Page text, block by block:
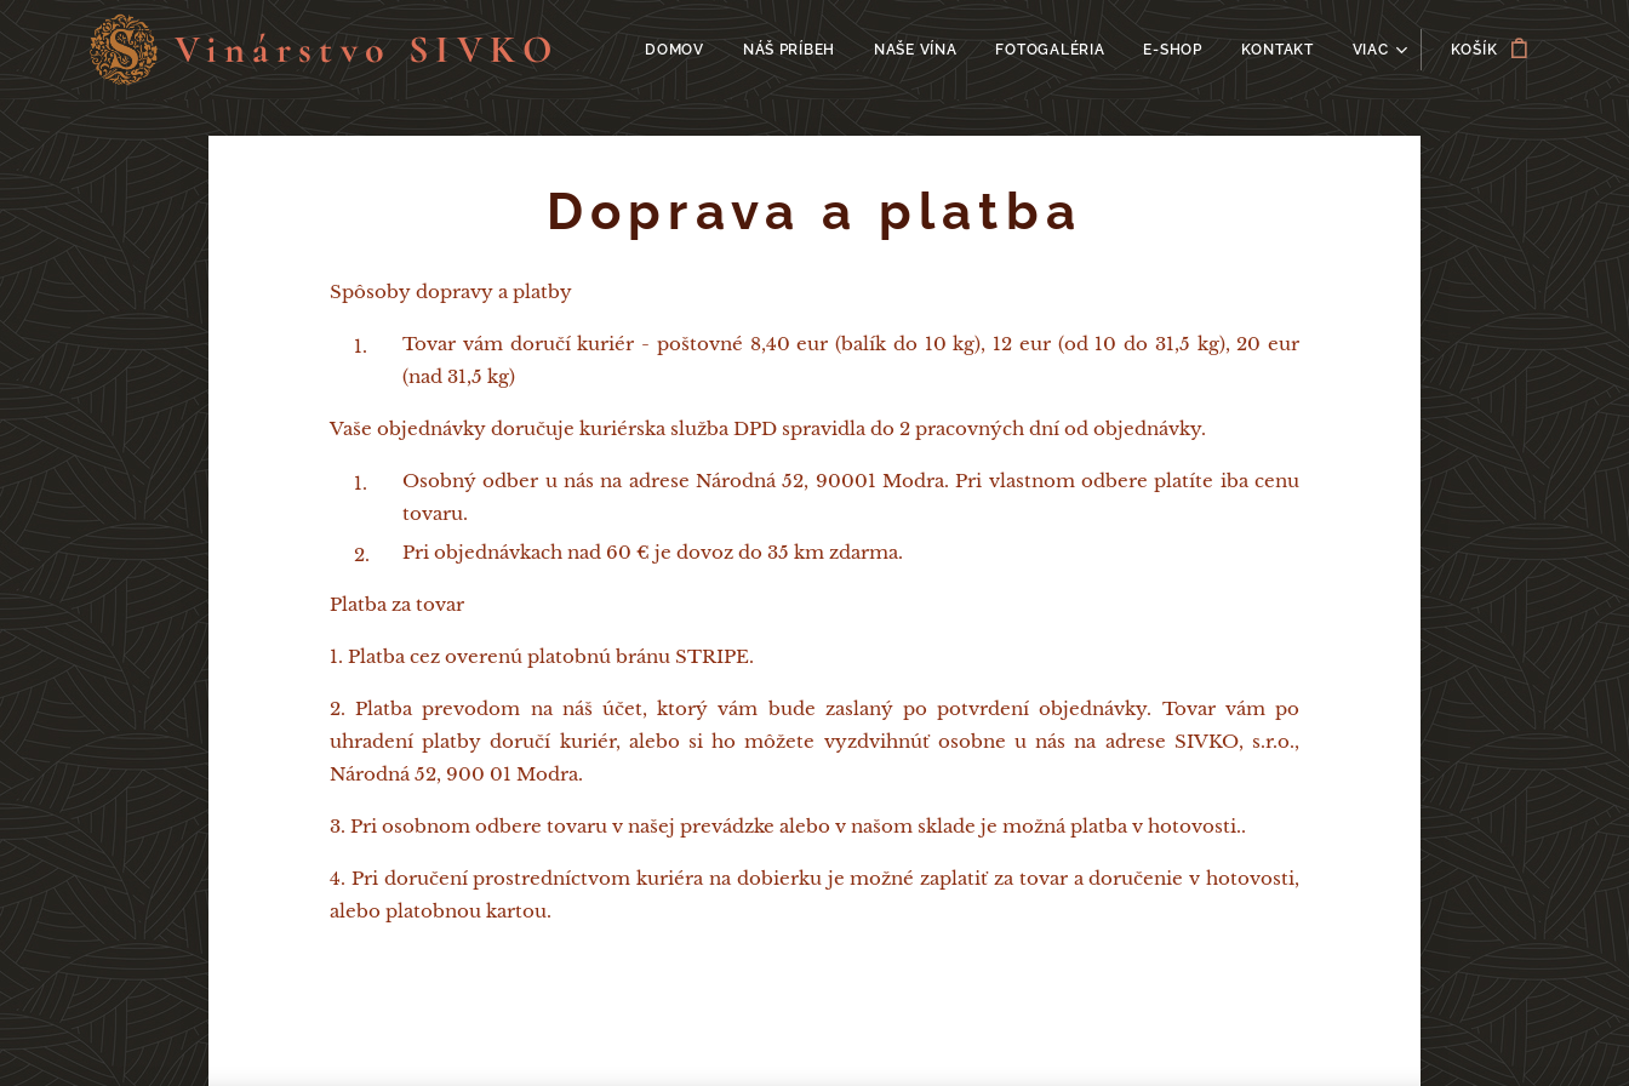
Vinárstvo SIVKO DOMOV NÁŠ PRÍBEH NAŠE VÍNA FOTOGALÉRIA E-SHOP KONTAKT VIAC KOŠÍK
Doprava a platba
Spôsoby dopravy a platby
Tovar vám doručí kuriér - poštovné 8,40 eur (balík do 10 kg), 12 eur (od 10 do 31,5 kg), 20 eur
(nad 31,5 kg)
Vaše objednávky doručuje kuriérska služba DPD spravidla do 2 pracovných dní od objednávky.
Osobný odber u nás na adrese Národná 52, 90001 Modra. Pri vlastnom odbere platíte iba cenu
tovaru.
Pri objednávkach nad 60 € je dovoz do 35 km zdarma.
Platba za tovar
1. Platba cez overenú platobnú bránu STRIPE.
2. Platba prevodom na náš účet, ktorý vám bude zaslaný po potvrdení objednávky. Tovar vám po
uhradení platby doručí kuriér, alebo si ho môžete vyzdvihnúť osobne u nás na adrese SIVKO, s.r.o.,
Národná 52, 900 01 Modra.
3. Pri osobnom odbere tovaru v našej prevádzke alebo v našom sklade je možná platba v hotovosti..
4. Pri doručení prostredníctvom kuriéra na dobierku je možné zaplatiť za tovar a doručenie v hotovosti,
alebo platobnou kartou.